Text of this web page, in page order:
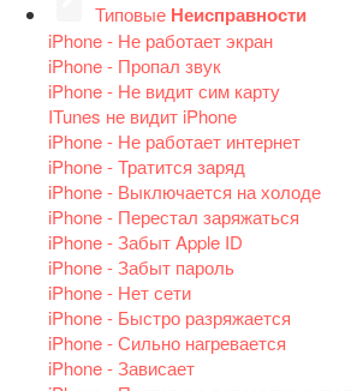
Типовые Неисправности
iPhone - Не работает экран
iPhone - Пропал звук
iPhone - Не видит сим карту
ITunes не видит iPhone
iPhone - Не работает интернет
iPhone - Тратится заряд
iPhone - Выключается на холоде
iPhone - Перестал заряжаться
iPhone - Забыт Apple ID
iPhone - Забыт пароль
iPhone - Нет сети
iPhone - Быстро разряжается
iPhone - Сильно нагревается
iPhone - Зависает